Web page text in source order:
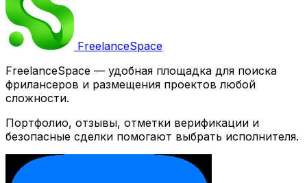
FreelanceSpace
FreelanceSpace — удобная площадка для поиска
фрилансеров и размещения проектов любой
сложности.
Портфолио, отзывы, отметки верификации и
безопасные сделки помогают выбрать исполнителя.